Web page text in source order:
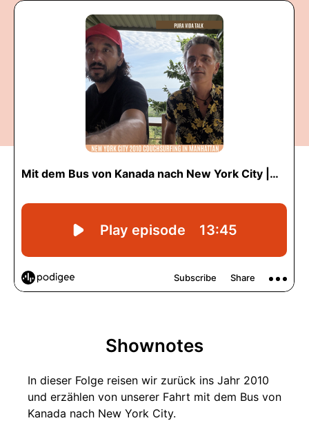
Shownotes
In dieser Folge reisen wir zurück ins Jahr 2010
und erzählen von unserer Fahrt mit dem Bus von
Kanada nach New York City.